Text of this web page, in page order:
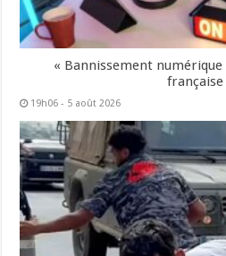
« Bannissement
française
19h06 - 5 août 2026